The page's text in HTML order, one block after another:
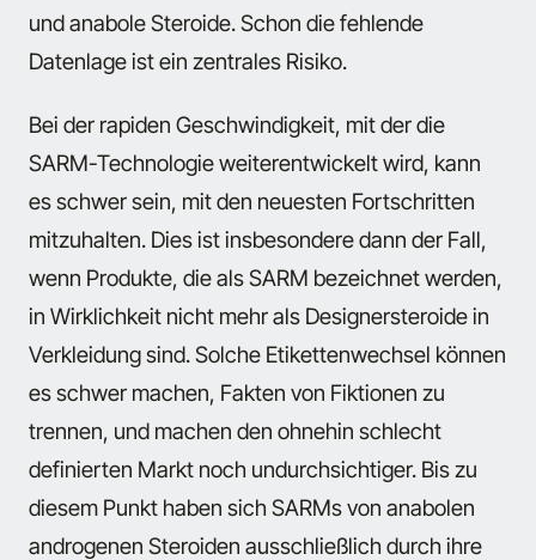
und anabole Steroide. Schon die fehlende
Datenlage ist ein zentrales Risiko.
Bei der rapiden Geschwindigkeit, mit der die
SARM-Technologie weiterentwickelt wird, kann
es schwer sein, mit den neuesten Fortschritten
mitzuhalten. Dies ist insbesondere dann der Fall,
wenn Produkte, die als SARM bezeichnet werden,
in Wirklichkeit nicht mehr als Designersteroide in
Verkleidung sind. Solche Etikettenwechsel können
es schwer machen, Fakten von Fiktionen zu
trennen, und machen den ohnehin schlecht
definierten Markt noch undurchsichtiger. Bis zu
diesem Punkt haben sich SARMs von anabolen
androgenen Steroiden ausschließlich durch ihre